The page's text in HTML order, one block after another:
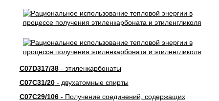
C07D317/38- этиленкарбонаты
C07C31/20- двухатомные спирты
C07C29/106- Получение соединений, содержащих